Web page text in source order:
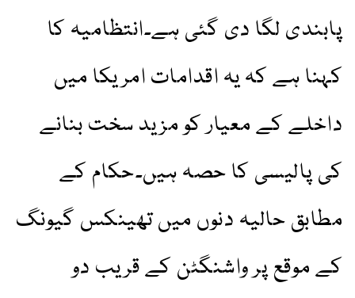
پابندی لگا دی گئی ہے۔انتظامیہ کا
کہنا ہے کہ یہ اقدامات امریکا میں
داخلے کے معیار کو مزید سخت بنانے
کی پالیسی کا حصہ ہیں۔حکام کے
مطابق حالیہ دنوں میں تھینکس گیونگ
کے موقع پر واشنگٹن کے قریب دو